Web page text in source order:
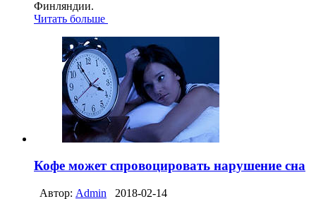
Финляндии.
Читать больше
Кофе может спровоцировать нарушение сна
Автор: Admin 2018-02-14